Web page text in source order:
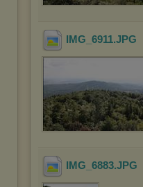
IMG_6911.JPG
IMG_6883.JPG